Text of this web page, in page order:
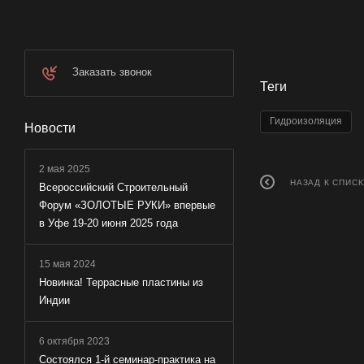
Теги
Гидроизоляция
НАЗАД К
Заказать звонок
Новости
2 мая 2025
Всероссийский Строительный
Форум «ЗОЛОТЫЕ РУКИ» впервые
в Уфе 19-20 июня 2025 года
15 мая 2024
Новинка! Террасные пластины из
Индии
6 октября 2023
Состоялся 1-й семинар-практика на